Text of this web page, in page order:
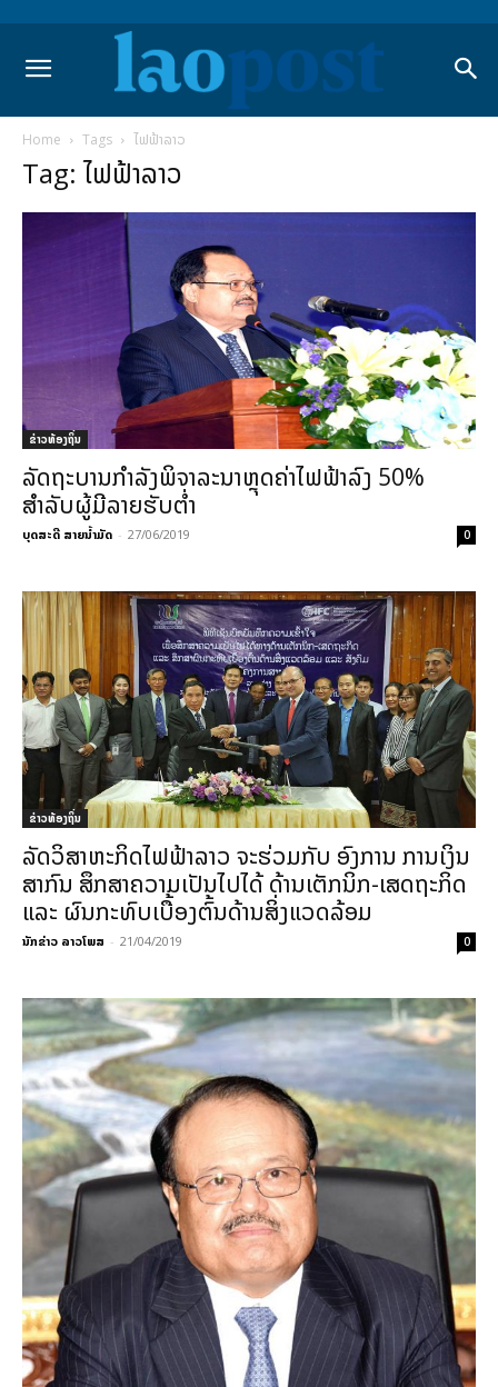
Home Tags ໄຟຟ້າລາວ
Tag: ໄຟຟ້າລາວ
ຂ່າວທ້ອງຖິ່ນ
ລັດຖະບານກຳລັງພິຈາລະນາຫຼຸດຄ່າໄຟຟ້າລົງ 50%
ສຳລັບຜູ້ມີລາຍຮັບຕ່ຳ
ບຸດສະດີ ສາຍນ້ຳມັດ - 27/06/2019 0
ຂ່າວທ້ອງຖິ່ນ
ລັດວິສາຫະກິດໄຟຟ້າລາວ ຈະຮ່ວມກັບ ອົງການ ການ​ເງິນ​
ສາກົນ ສຶກສາຄວາມເປັນໄປໄດ້ ດ້ານເຕັກນິກ-ເສດຖະກິດ ​
ແລະ ຜົນກະທົບເບື້ອງຕົ້ນດ້ານສິ່ງແວດລ້ອມ
ນັກຂ່າວ ລາວໂພສ - 21/04/2019 0